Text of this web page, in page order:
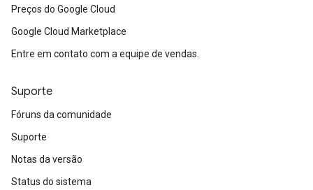
Preços do Google Cloud
Google Cloud Marketplace
Entre em contato com a equipe de vendas.
Suporte
Fóruns da comunidade
Suporte
Notas da versão
Status do sistema